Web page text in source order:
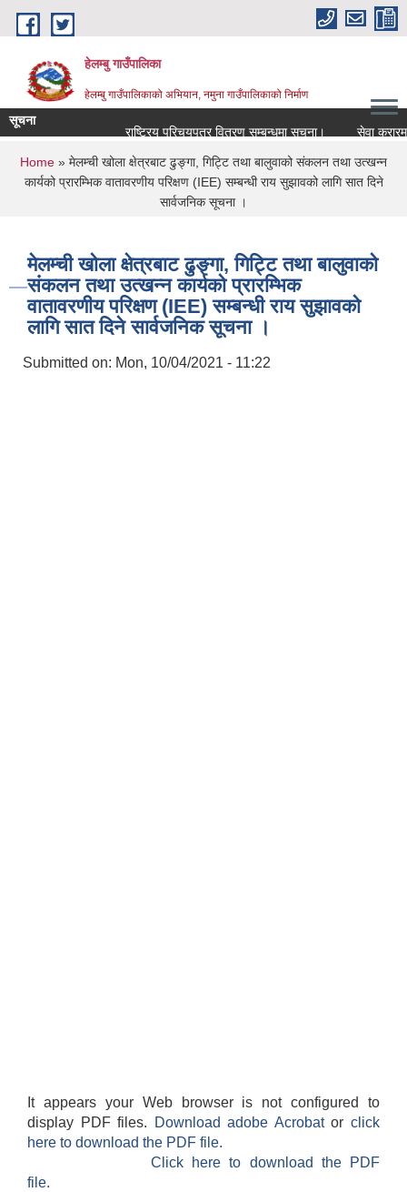
Skip to main content
हेलम्बु गाउँपालिका
हेलम्बु गाउँपालिकाको अभियान, नमुना गाउँपालिकाको निर्माण
सूचना
राष्ट्रिय परिचयपत्र वितरण सम्बन्धमा सूचना।
सेवा करारमा
You are here
Home » मेलम्ची खोला क्षेत्रबाट ढुङ्गा, गिट्टि तथा बालुवाको संकलन तथा उत्खन्न
कार्यको प्रारम्भिक वातावरणीय परिक्षण (IEE) सम्बन्धी राय सुझावको लागि सात दिने
सार्वजनिक सूचना ।
मेलम्ची खोला क्षेत्रबाट ढुङ्गा, गिट्टि तथा बालुवाको
संकलन तथा उत्खन्न कार्यको प्रारम्भिक
वातावरणीय परिक्षण (IEE) सम्बन्धी राय सुझावको
लागि सात दिने सार्वजनिक सूचना ।
Submitted on: Mon, 10/04/2021 - 11:22
It appears your Web browser is not configured to
display PDF files.
Download adobe Acrobatorclick
here to download the PDF file.
Click here to download the PDF
file.